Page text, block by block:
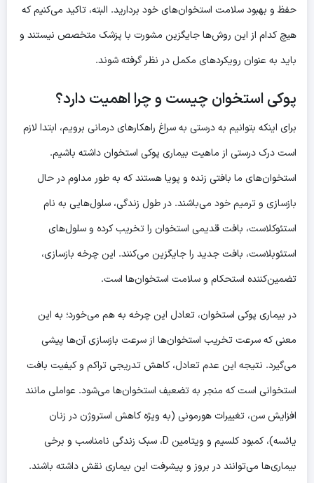
حفظ و بهبود سلامت استخوان‌های خود بردارید. البته، تاکید می‌کنیم که
هیچ کدام از این روش‌ها جایگزین مشورت با پزشک متخصص نیستند و
باید به عنوان رویکردهای مکمل در نظر گرفته شوند.
پوکی استخوان چیست و چرا اهمیت دارد؟
برای اینکه بتوانیم به درستی به سراغ راهکارهای درمانی برویم، ابتدا لازم
است درک درستی از ماهیت بیماری پوکی استخوان داشته باشیم.
استخوان‌های ما بافتی زنده و پویا هستند که به طور مداوم در حال
بازسازی و ترمیم خود می‌باشند. در طول زندگی، سلول‌هایی به نام
استئوکلاست، بافت قدیمی استخوان را تخریب کرده و سلول‌های
استئوبلاست، بافت جدید را جایگزین می‌کنند. این چرخه بازسازی،
تضمین‌کننده استحکام و سلامت استخوان‌ها است.
در بیماری پوکی استخوان، تعادل این چرخه به هم می‌خورد؛ به این
معنی که سرعت تخریب استخوان‌ها از سرعت بازسازی آن‌ها پیشی
می‌گیرد. نتیجه این عدم تعادل، کاهش تدریجی تراکم و کیفیت بافت
استخوانی است که منجر به تضعیف استخوان‌ها می‌شود. عواملی مانند
افزایش سن، تغییرات هورمونی (به ویژه کاهش استروژن در زنان
یائسه)، کمبود کلسیم و ویتامین D، سبک زندگی نامناسب و برخی
بیماری‌ها می‌توانند در بروز و پیشرفت این بیماری نقش داشته باشند.